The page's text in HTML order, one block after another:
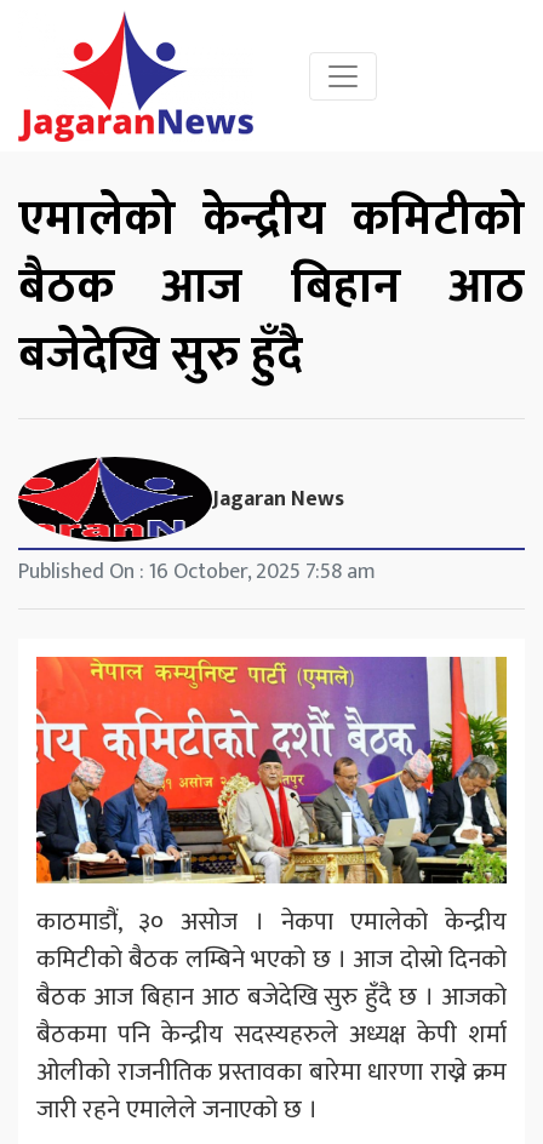
एमालेको केन्द्रीय कमिटीको
बैठक आज बिहान आठ
बजेदेखि सुरु हुँदै
Jagaran News
Published On : 16 October, 2025 7:58 am
काठमाडौं, ३० असोज । नेकपा एमालेको केन्द्रीय
कमिटीको बैठक लम्बिने भएको छ । आज दोस्रो दिनको
बैठक आज बिहान आठ बजेदेखि सुरु हुँदै छ । आजको
बैठकमा पनि केन्द्रीय सदस्यहरुले अध्यक्ष केपी शर्मा
ओलीको राजनीतिक प्रस्तावका बारेमा धारणा राख्ने क्रम
जारी रहने एमालेले जनाएको छ ।